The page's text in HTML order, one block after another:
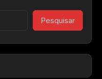
Pesquisar